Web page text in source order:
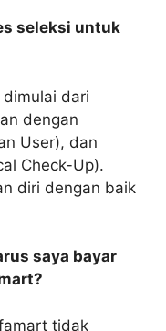
seleksi untuk
dari
dengan
User), dan
Check-Up).
diri dengan baik
saya bayar
tidak